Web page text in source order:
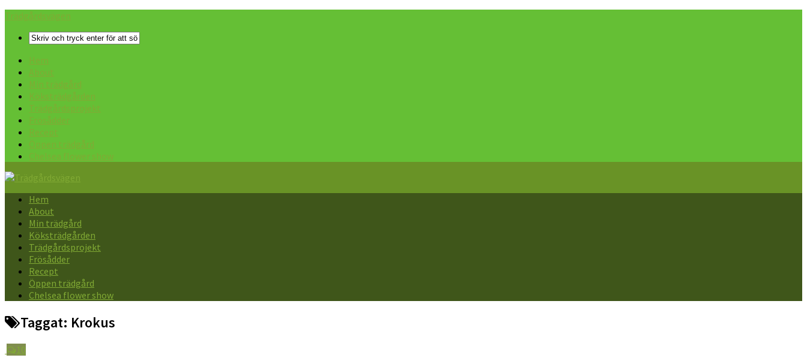
Trädgårdsvägen
Hem
About
Min trädgård
Köksträdgården
Trädgårdsprojekt
Frösådder
Recept
Öppen trädgård
Chelsea flower show
Hem
About
Min trädgård
Köksträdgården
Trädgårdsprojekt
Frösådder
Recept
Öppen trädgård
Chelsea flower show
Taggat: Krokus
10